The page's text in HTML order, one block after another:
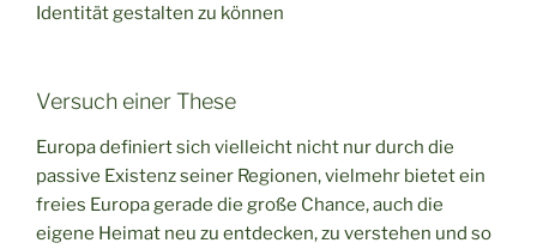
Identität gestalten zu können
Versuch einer These
Europa definiert sich vielleicht nicht nur durch die
passive Existenz seiner Regionen, vielmehr bietet ein
freies Europa gerade die große Chance, auch die
eigene Heimat neu zu entdecken, zu verstehen und so